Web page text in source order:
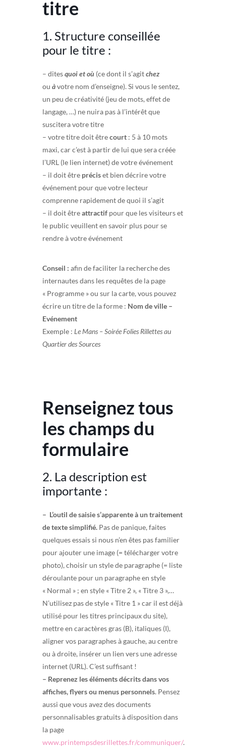
titre
1. Structure conseillée
pour le titre :
– ditesquoi et où (ce dont il s’agitchez
ou àvotre nom d’enseigne). Si vous le sentez,
un peu de créativité (jeu de mots, effet de
langage, …) ne nuira pas à l’intérêt que
suscitera votre titre
– votre titre doit êtrecourt : 5 à 10 mots
maxi, car c’est à partir de lui que sera créée
l’URL (le lien internet) de votre événement
– il doit être préciset bien décrire votre
événement pour que votre lecteur
comprenne rapidement de quoi il s’agit
– il doit êtreattractif pour que les visiteurs et
le public veuillent en savoir plus pour se
rendre à votre événement
Conseil : afin de faciliter la recherche des
internautes dans les requêtes de la page
« Programme » ou sur la carte, vous pouvez
écrire un titre de la forme : Nom de ville –
Evénement
Exemple : Le Mans – Soirée Folies Rillettes au
Quartier des Sources
Renseignez tous
les champs du
formulaire
2. La description est
importante :
– L’outil de saisie s’apparente à un traitement
de texte simplifié. Pas de panique, faites
quelques essais si nous n’en êtes pas familier
pour ajouter une image (= télécharger votre
photo), choisir un style de paragraphe (= liste
déroulante pour un paragraphe en style
« Normal » ; en style « Titre 2 », « Titre 3 »,…
N’utilisez pas de style « Titre 1 » car il est déjà
utilisé pour les titres principaux du site),
mettre en caractères gras (B), italiques (I),
aligner vos paragraphes à gauche, au centre
ou à droite, insérer un lien vers une adresse
internet (URL). C’est suffisant !
– Reprenez les éléments décrits dans vos
affiches, flyers ou menus personnels. Pensez
aussi que vous avez des documents
personnalisables gratuits à disposition dans
la page
www.printempsdesrillettes.fr/communiquer/.